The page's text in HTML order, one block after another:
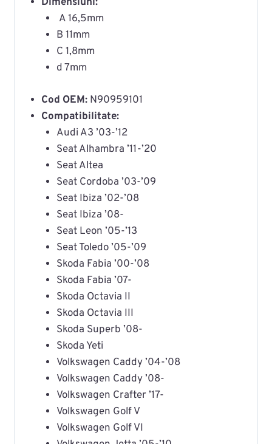
A 16,5mm
B 11mm
C 1,8mm
d 7mm
Cod OEM:N90959101
Compatibilitate:
Audi A3 ’03-’12
Seat Alhambra ’11-’20
Seat Altea
Seat Cordoba ’03-’09
Seat Ibiza ’02-’08
Seat Ibiza ’08-
Seat Leon ’05-’13
Seat Toledo ’05-’09
Skoda Fabia ’00-’08
Skoda Fabia ’07-
Skoda Octavia II
Skoda Octavia III
Skoda Superb ’08-
Skoda Yeti
Volkswagen Caddy ’04-’08
Volkswagen Caddy ’08-
Volkswagen Crafter ’17-
Volkswagen Golf V
Volkswagen Golf VI